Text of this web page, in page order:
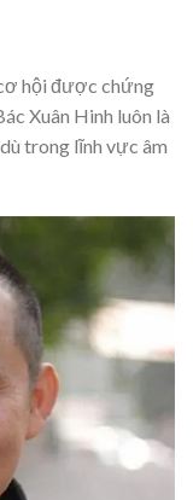
hội được chứng
Xuân Hinh luôn là
trong lĩnh vực âm